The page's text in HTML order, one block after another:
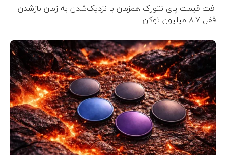
افت قیمت پای نتورک همزمان با نزدیک‌شدن به زمان بازشدن
قفل ۸.۷ میلیون توکن